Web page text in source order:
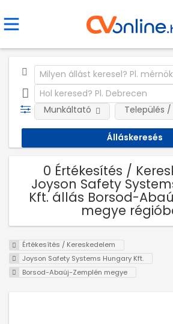
Munkáltató Település /
0 Értékesítés /
Joyson Safety
Kft. állás Borsod-
megye
Értékesítés / Kereskedelem
Joyson Safety Systems Hungary Kft.
Borsod-Abaúj-Zemplén megye